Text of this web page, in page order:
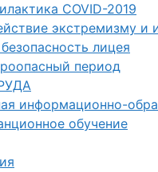
COVID-2019
экстремизму и
лицея
период
информационно-
обучение